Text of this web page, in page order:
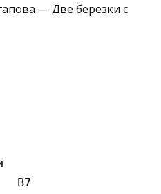
— Две березки с
B7